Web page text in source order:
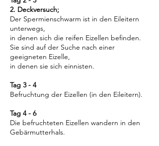
2. Deckversuch;
Der Spermienschwarm ist in den Eileitern
unterwegs,
in denen sich die reifen Eizellen befinden.
Sie sind auf der Suche nach einer
geeigneten Eizelle,
in denen sie sich einnisten.
Tag 3 - 4
Befruchtung der Eizellen (in den Eileitern).
Tag 4 - 6
Die befruchteten Eizellen wandern in den
Gebärmutterhals.